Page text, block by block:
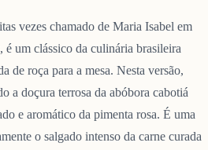
vezes chamado de Maria Isabel em
é um clássico da culinária brasileira
de roça para a mesa. Nesta versão,
a doçura terrosa da abóbora cabotiá
e aromático da pimenta rosa. É uma
o salgado intenso da carne curada